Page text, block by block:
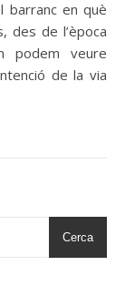
des de l’època
podem veure
de la via
Cerca